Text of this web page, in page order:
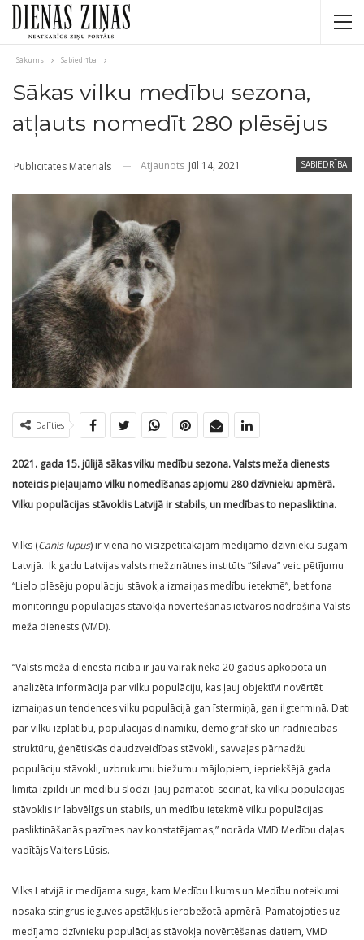
Sākums Sabiedrība
Sākas vilku medību sezona,
atļauts nomedīt 280 plēsējus
SABIEDRĪBA
Publicitātes Materiāls Atjaunots Jūl 14, 2021
Dalīties
2021. gada 15. jūlijā sākas vilku medību sezona. Valsts meža dienests
noteicis pieļaujamo vilku nomedīšanas apjomu 280 dzīvnieku apmērā.
Vilku populācijas stāvoklis Latvijā ir stabils, un medības to nepasliktina.
Vilks (Canis lupus) ir viena no visizpētītākajām medījamo dzīvnieku sugām
Latvijā. Ik gadu Latvijas valsts mežzinātnes institūts “Silava” veic pētījumu
“Lielo plēsēju populāciju stāvokļa izmaiņas medību ietekmē”, bet fona
monitoringu populācijas stāvokļa novērtēšanas ietvaros nodrošina Valsts
meža dienests (VMD).
“Valsts meža dienesta rīcībā ir jau vairāk nekā 20 gadus apkopota un
analizēta informācija par vilku populāciju, kas ļauj objektīvi novērtēt
izmaiņas un tendences vilku populācijā gan īstermiņā, gan ilgtermiņā. Dati
par vilku izplatību, populācijas dinamiku, demogrāfisko un radniecības
struktūru, ģenētiskās daudzveidības stāvokli, savvaļas pārnadžu
populāciju stāvokli, uzbrukumu biežumu mājlopiem, iepriekšējā gada
limita izpildi un medību slodzi ļauj pamatoti secināt, ka vilku populācijas
stāvoklis ir labvēlīgs un stabils, un medību ietekmē vilku populācijas
pasliktināšanās pazīmes nav konstatējamas,” norāda VMD Medību daļas
vadītājs Valters Lūsis.
Vilks Latvijā ir medījama suga, kam Medību likums un Medību noteikumi
nosaka stingrus ieguves apstākļus ierobežotā apmērā. Pamatojoties uz
medījamo dzīvnieku populācijas stāvokļa novērtēšanas datiem, VMD